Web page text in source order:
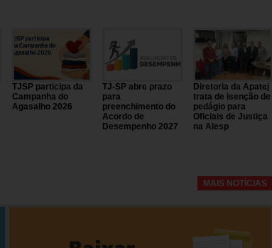
TJSP participa da
Campanha do
Agasalho 2026
TJ-SP abre prazo
para
preenchimento do
Acordo de
Desempenho 2027
Diretoria da Apatej
trata de isenção de
pedágio para
Oficiais de Justiça
na Alesp
MAIS NOTÍCIAS